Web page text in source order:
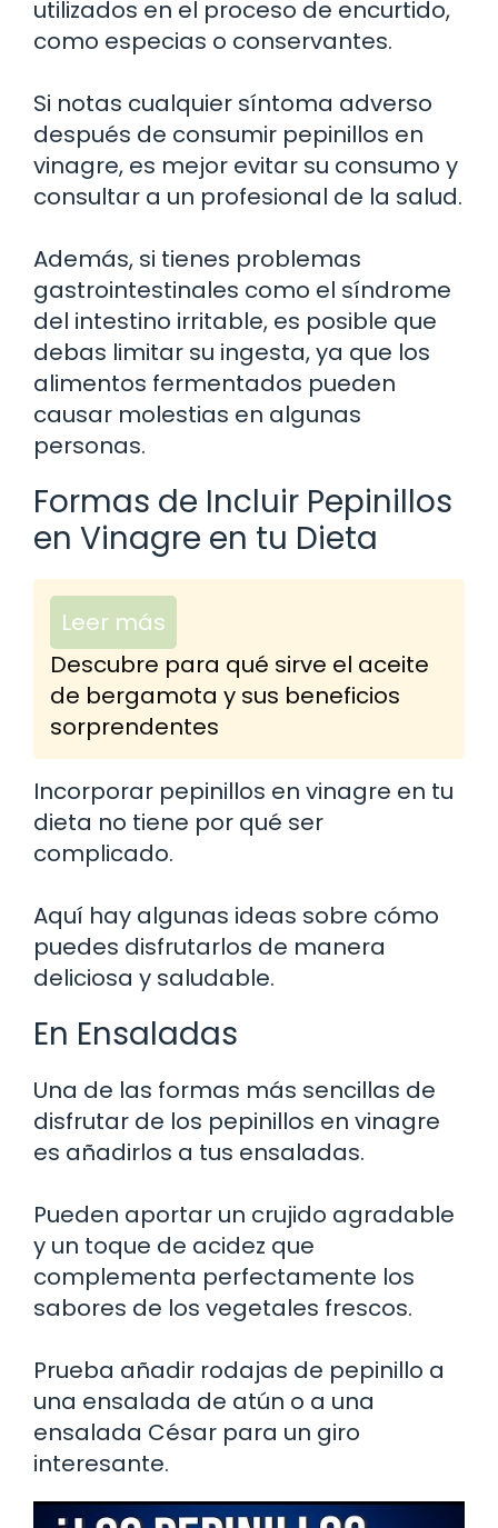
utilizados en el proceso de encurtido,
como especias o conservantes.
Si notas cualquier síntoma adverso
después de consumir pepinillos en
vinagre, es mejor evitar su consumo y
consultar a un profesional de la salud.
Además, si tienes problemas
gastrointestinales como el síndrome
del intestino irritable, es posible que
debas limitar su ingesta, ya que los
alimentos fermentados pueden
causar molestias en algunas
personas.
Formas de Incluir Pepinillos
en Vinagre en tu Dieta
Leer más
Descubre para qué sirve el aceite
de bergamota y sus beneficios
sorprendentes
Incorporar pepinillos en vinagre en tu
dieta no tiene por qué ser
complicado.
Aquí hay algunas ideas sobre cómo
puedes disfrutarlos de manera
deliciosa y saludable.
En Ensaladas
Una de las formas más sencillas de
disfrutar de los pepinillos en vinagre
es añadirlos a tus ensaladas.
Pueden aportar un crujido agradable
y un toque de acidez que
complementa perfectamente los
sabores de los vegetales frescos.
Prueba añadir rodajas de pepinillo a
una ensalada de atún o a una
ensalada César para un giro
interesante.